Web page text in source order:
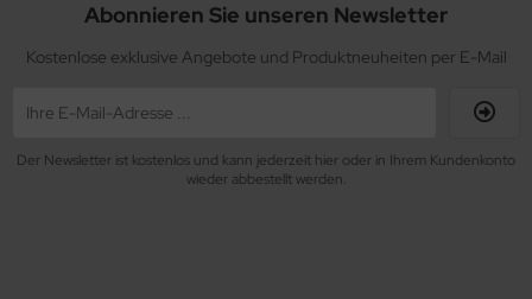
Abonnieren Sie unseren Newsletter
Kostenlose exklusive Angebote und Produktneuheiten per E-Mail
Der Newsletter ist kostenlos und kann jederzeit hier oder in Ihrem Kundenkonto
wieder abbestellt werden.